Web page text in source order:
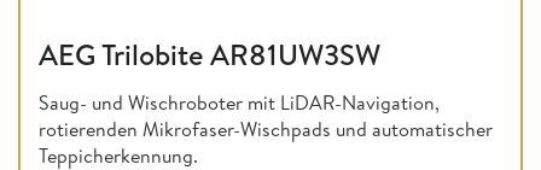
AEG Trilobite AR81UW3SW
Saug- und Wischroboter mit LiDAR-Navigation,
rotierenden Mikrofaser-Wischpads und automatischer
Teppicherkennung.